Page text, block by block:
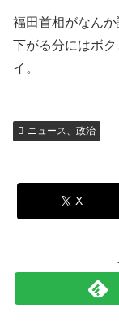
福田首相がなんか
下がる分にはボ
イ。
ニュース、政治
X